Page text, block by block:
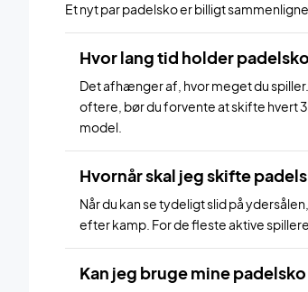
Et nyt par padelsko er billigt
Hvor lang tid holder
Det afhænger af, hvor meget du
oftere, bør du forvente at skifte hvert
model.
Hvornår skal jeg skifte
Når du kan se tydeligt slid på
efter kamp. For de fleste aktive
Kan jeg bruge mine